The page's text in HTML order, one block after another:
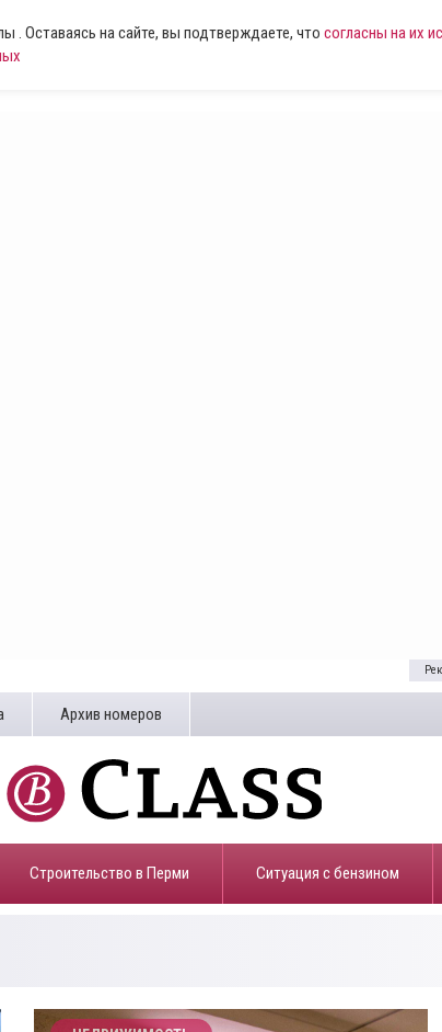
Оставаясь на сайте, вы подтверждаете, что согласны на их
Архив номеров
Строительство в Перми ​Ситуация с бензином